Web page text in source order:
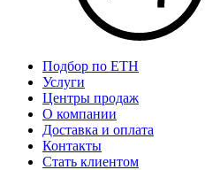
Подбор по ЕТН
Услуги
Центры продаж
О компании
Доставка и оплата
Контакты
Стать клиентом